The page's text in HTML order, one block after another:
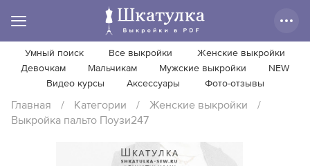
Умный поиск Все выкройки
Женские выкройки
Девочкам
Мальчикам Мужские выкройки
NEW
Видео курсы
Аксессуары Фото-отзывы
Главная / Категории / Женские выкройки
/
Выкройка пальто Поузи247